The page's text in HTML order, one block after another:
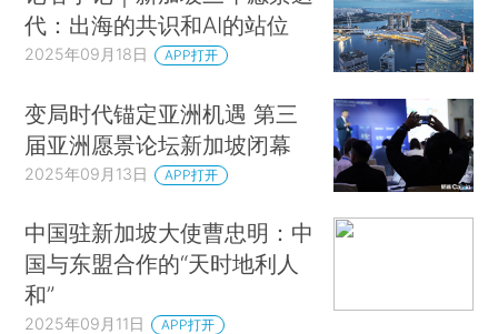
代：出海的共识和AI的站位
2025年09月18日 APP打开
变局时代锚定亚洲机遇 第三
届亚洲愿景论坛新加坡闭幕
2025年09月13日 APP打开
中国驻新加坡大使曹忠明：中
国与东盟合作的“天时地利人
和”
2025年09月11日 APP打开